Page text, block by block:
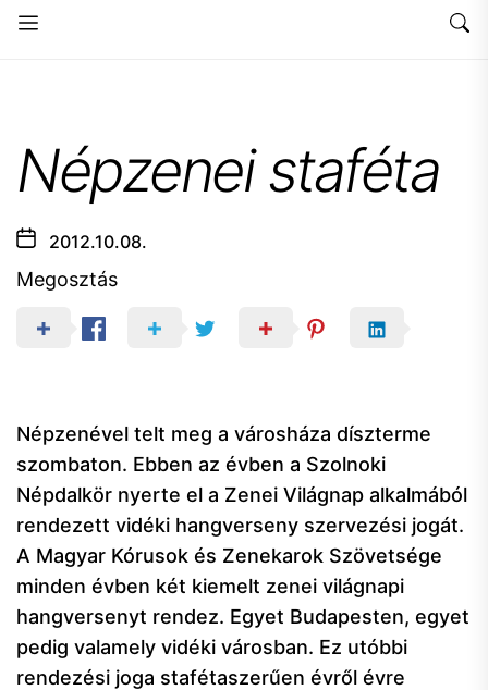
Archívum
Népzenei staféta
2012.10.08.
Megosztás
Népzenével telt meg a városháza díszterme
szombaton. Ebben az évben a Szolnoki
Népdalkör nyerte el a Zenei Világnap alkalmából
rendezett vidéki hangverseny szervezési jogát.
A Magyar Kórusok és Zenekarok Szövetsége
minden évben két kiemelt zenei világnapi
hangversenyt rendez. Egyet Budapesten, egyet
pedig valamely vidéki városban. Ez utóbbi
rendezési joga stafétaszerűen évről évre